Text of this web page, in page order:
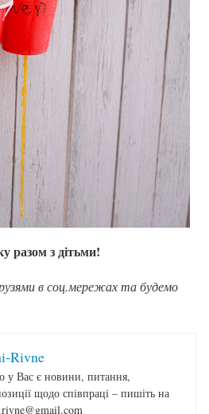
разом з дітьми!
в соц.мережах та будемо
Rivne
у Вас є новини, питання,
щодо співпраці – пишіть на